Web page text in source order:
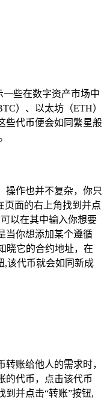
一些在数字资产市场中
）、以太坊（ETH）
些代币便会如同繁星般
操作也并不复杂，你只
页面的右上角找到并点
以在其中输入你想要
当你想添加某个遵循
晓它的合约地址，在
,该代币就会如同新成
转账给他人的需求时，
的代币，点击该代币
到并点击“转账”按钮,